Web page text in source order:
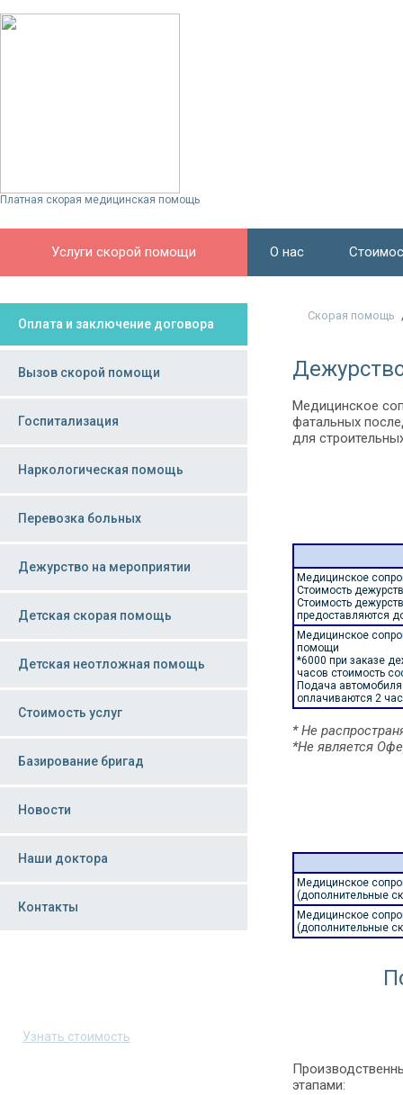
Платная скорая медицинская помощь
Услуги скорой помощи О нас
Оплата и заключение договора
Вызов скорой помощи
Госпитализация
Наркологическая помощь
Перевозка больных
Дежурство на мероприятии
Детская скорая помощь
Детская неотложная помощь
Стоимость услуг
Базирование бригад
Новости
Наши доктора
Контакты
Узнать стоимость
Скорая помощь
Медицинское
фатальных
для
Медицинское
Стоимость
Стоимость
предоставляются
Медицинское
помощи
*6000 при заказе
часов стоимость
Подача
оплачиваются 2
* Не
*Не является
Медицинское
(дополнительные
Медицинское
(дополнительные
этапами: